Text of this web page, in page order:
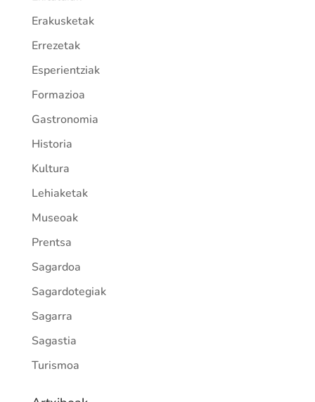
Erakusketak
Errezetak
Esperientziak
Formazioa
Gastronomia
Historia
Kultura
Lehiaketak
Museoak
Prentsa
Sagardoa
Sagardotegiak
Sagarra
Sagastia
Turismoa